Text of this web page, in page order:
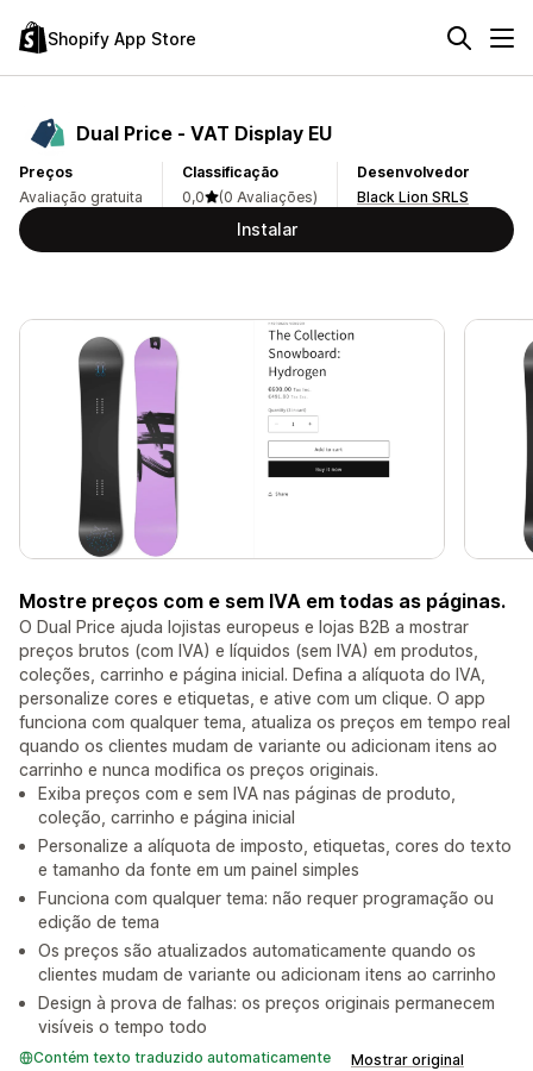
Shopify App Store
Dual Price ‑ VAT Display EU
Preços
Avaliação gratuita
Classificação
0,0
(0 Avaliações)
Desenvolvedor
Black Lion SRLS
Instalar
Mostre preços com e sem IVA em todas as páginas.
O Dual Price ajuda lojistas europeus e lojas B2B a mostrar
preços brutos (com IVA) e líquidos (sem IVA) em produtos,
coleções, carrinho e página inicial. Defina a alíquota do IVA,
personalize cores e etiquetas, e ative com um clique. O app
funciona com qualquer tema, atualiza os preços em tempo real
quando os clientes mudam de variante ou adicionam itens ao
carrinho e nunca modifica os preços originais.
Exiba preços com e sem IVA nas páginas de produto,
coleção, carrinho e página inicial
Personalize a alíquota de imposto, etiquetas, cores do texto
e tamanho da fonte em um painel simples
Funciona com qualquer tema: não requer programação ou
edição de tema
Os preços são atualizados automaticamente quando os
clientes mudam de variante ou adicionam itens ao carrinho
Design à prova de falhas: os preços originais permanecem
visíveis o tempo todo
Contém texto traduzido automaticamente Mostrar original